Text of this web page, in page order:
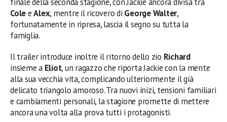
ColeeAlex, mentre il ricovero di George Walter,
fortunatamente in ripresa, lascia il segno su tutta la
famiglia.
Il trailer introduce inoltre il ritorno dello zio Richard
insieme a Eliot, un ragazzo che riporta Jackie con la mente
alla sua vecchia vita, complicando ulteriormente il già
delicato triangolo amoroso. Tra nuovi inizi, tensioni familiari
e cambiamenti personali, la stagione promette di mettere
ancora una volta alla prova tutti i protagonisti.